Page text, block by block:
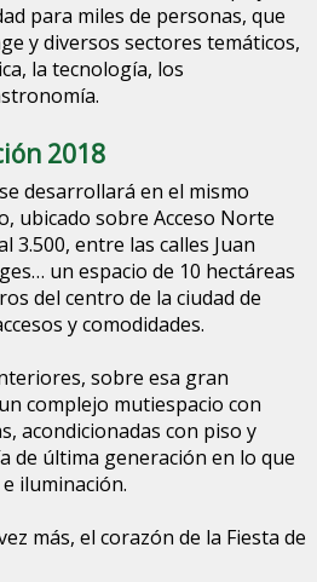
para miles de personas, que
y diversos sectores temáticos,
la tecnología, los
2018
desarrollará en el mismo
ubicado sobre Acceso Norte
3.500, entre las calles Juan
un espacio de 10 hectáreas
del centro de la ciudad de
y comodidades.
sobre esa gran
complejo mutiespacio con
acondicionadas con piso y
de última generación en lo que
iluminación.
más, el corazón de la Fiesta de